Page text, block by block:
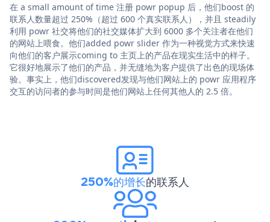
在 a small amount of time 注册 powr popup 后，他们boost 的
联系人数量超过 250%（超过 600 个真实联系人），并且 steadily
利用 powr 社交将他们的社交媒体扩大到 6000 多个关注者在他们
的网站上喂食。他们added powr slider 作为一种视觉方式来快速
向他们的客户展示coming to 主页上的产品在现实生活中的样子。
它很好地展示了他们的产品，并无缝地为客户提供了出色的现场体
验。事实上，他们discovered发现与他们网站上的 powr 应用程序
交互的访问者的参与时间是他们网站上任何其他人的 2.5 倍。
250%的增长的联系人